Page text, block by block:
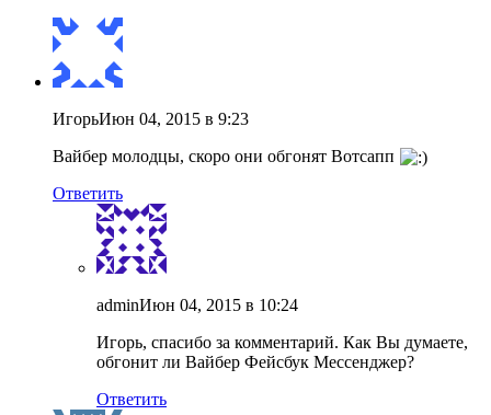
ИгорьИюн 04, 2015 в 9:23
Вайбер молодцы, скоро они обгонят Вотсапп
Ответить
adminИюн 04, 2015 в 10:24
Игорь, спасибо за комментарий. Как Вы думаете,
обгонит ли Вайбер Фейсбук Мессенджер?
Ответить